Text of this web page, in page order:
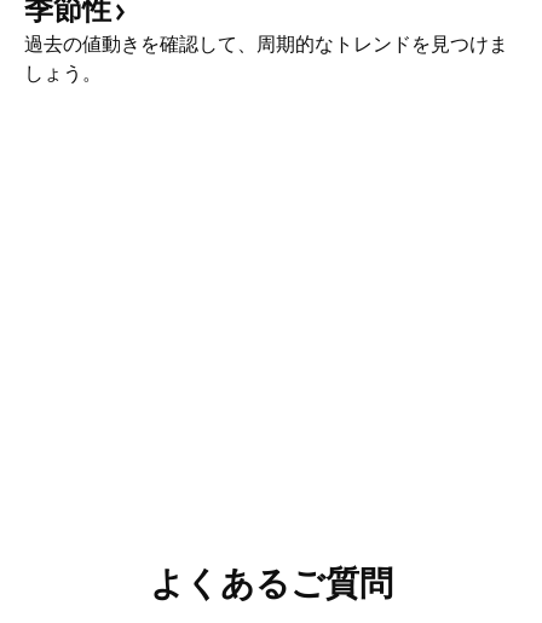
季節性
過去の値動きを確認して、周期的なトレンドを見つけま
しょう。
よくあるご質問